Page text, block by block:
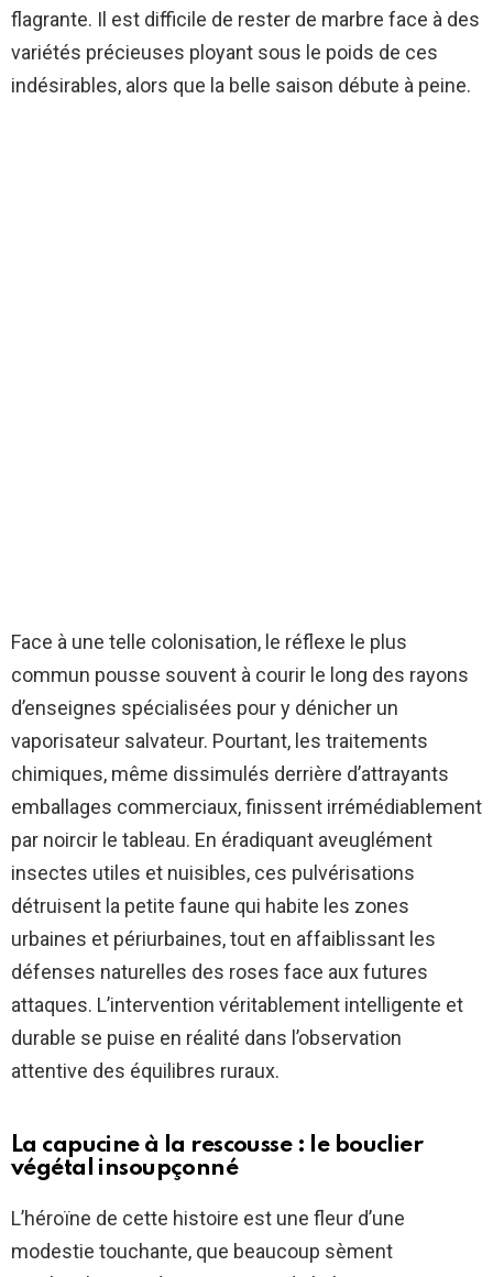
flagrante. Il est difficile de rester de marbre face à des
variétés précieuses ployant sous le poids de ces
indésirables, alors que la belle saison débute à peine.
Face à une telle colonisation, le réflexe le plus
commun pousse souvent à courir le long des rayons
d’enseignes spécialisées pour y dénicher un
vaporisateur salvateur. Pourtant, les traitements
chimiques, même dissimulés derrière d’attrayants
emballages commerciaux, finissent irrémédiablement
par noircir le tableau. En éradiquant aveuglément
insectes utiles et nuisibles, ces pulvérisations
détruisent la petite faune qui habite les zones
urbaines et périurbaines, tout en affaiblissant les
défenses naturelles des roses face aux futures
attaques. L’intervention véritablement intelligente et
durable se puise en réalité dans l’observation
attentive des équilibres ruraux.
La capucine à la rescousse : le bouclier
végétal insoupçonné
L’héroïne de cette histoire est une fleur d’une
modestie touchante, que beaucoup sèment